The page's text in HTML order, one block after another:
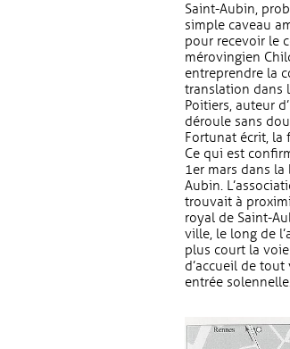
Saint-Aubin,
simple caveau
pour recevoir le
mérovingien
entreprendre la
translation dans
Poitiers, auteur
déroule sans
Fortunat écrit, la
Ce qui est
1er mars dans
Aubin.
trouvait à
royal de Saint-
ville, le long de
plus court la
d’accueil de
entrée